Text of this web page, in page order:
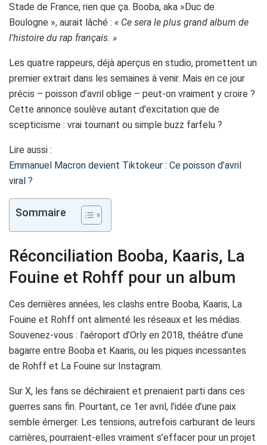
Stade de France, rien que ça. Booba, aka »Duc de
Boulogne », aurait lâché : « Ce sera le plus grand album de
l’histoire du rap français. »
Les quatre rappeurs, déjà aperçus en studio, promettent un
premier extrait dans les semaines à venir. Mais en ce jour
précis – poisson d’avril oblige – peut-on vraiment y croire ?
Cette annonce soulève autant d’excitation que de
scepticisme : vrai tournant ou simple buzz farfelu ?
Lire aussi :
Emmanuel Macron devient Tiktokeur : Ce poisson d’avril
viral ?
Sommaire
Réconciliation Booba, Kaaris, La
Fouine et Rohff pour un album
Ces dernières années, les clashs entre Booba, Kaaris, La
Fouine et Rohff ont alimenté les réseaux et les médias.
Souvenez-vous : l’aéroport d’Orly en 2018, théâtre d’une
bagarre entre Booba et Kaaris, ou les piques incessantes
de Rohff et La Fouine sur Instagram.
Sur X, les fans se déchiraient et prenaient parti dans ces
guerres sans fin. Pourtant, ce 1er avril, l’idée d’une paix
semble émerger. Les tensions, autrefois carburant de leurs
carrières, pourraient-elles vraiment s’effacer pour un projet